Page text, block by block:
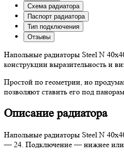
Схема радиатора
Паспорт радиатора
Тип подключения
Отзывы
Напольные радиаторы Steel N
конструкции выразительность и
Простой по геометрии, но
позволяют ставить его под
Описание радиатора
Напольные радиаторы Steel N
— 24. Подключение — нижнее или